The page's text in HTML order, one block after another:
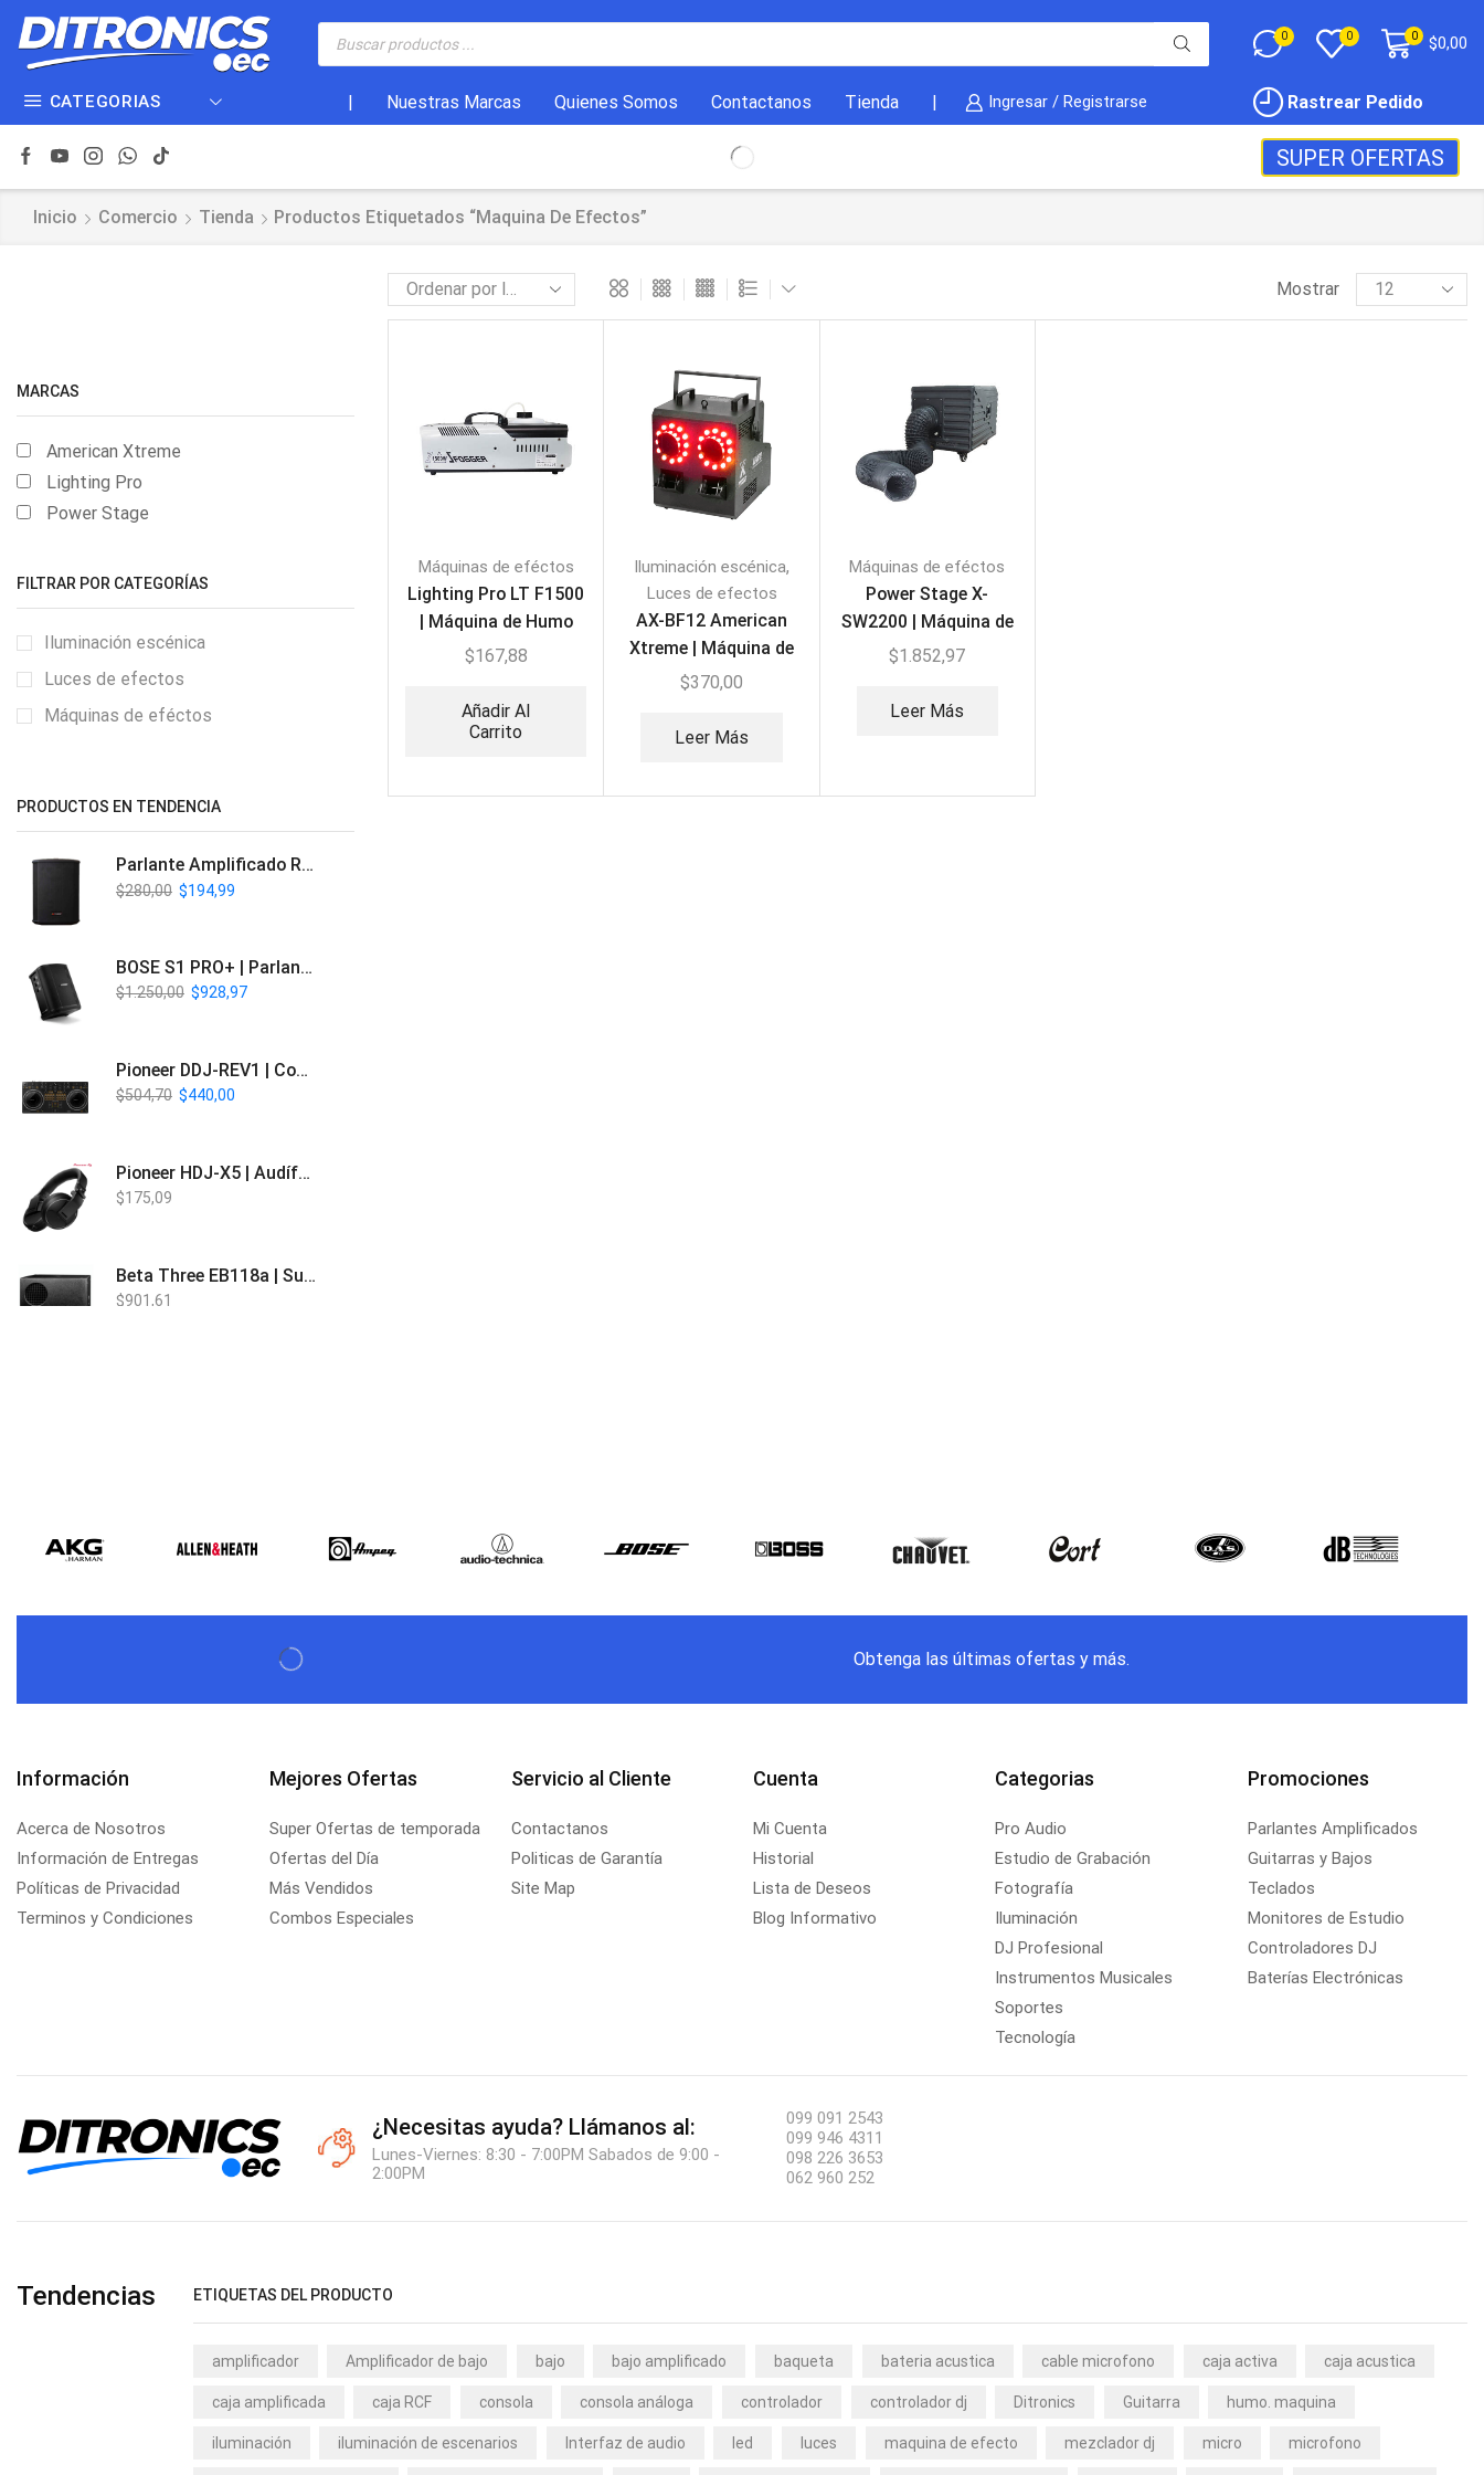
0 0 0 $0,00
CATEGORIAS Nuestras Marcas Quienes Somos Contactanos Tienda Ingresar / Registrarse Rastrear Pedido
SUPER OFERTAS
Inicio Comercio Tienda Productos Etiquetados “maquina De Efectos”
Mostrar
Máquinas de eféctos
Lighting Pro LT F1500
| Máquina de Humo
$167,88
Añadir Al
Carrito
Iluminación escénica,
Luces de efectos
AX-BF12 American
Xtreme | Máquina de
Humo/Burbujas RGB
$370,00
Leer Más
Máquinas de eféctos
Power Stage X-
SW2200 | Máquina de
Humo Blanco
$1.852,97
Leer Más
MARCAS
American Xtreme
Lighting Pro
Power Stage
FILTRAR POR CATEGORÍAS
Iluminación escénica
Luces de efectos
Máquinas de eféctos
PRODUCTOS EN TENDENCIA
Parlante Amplificado Recargable BT | Italy Audio ITL-PRO11
$280,00 $194,99
BOSE S1 PRO+ | Parlante Profesional PA Inalámbrico
$1.250,00 $928,97
Pioneer DDJ-REV1 | Controlador DJ de 2 canales estilo Scratch
$504,70 $440,00
Pioneer HDJ-X5 | Audífonos para DJ
$175,09
Beta Three EB118a | Sub Bajo Activo
$901,61
Obtenga las últimas ofertas y más.
Información
Acerca de Nosotros
Información de Entregas
Políticas de Privacidad
Terminos y Condiciones
Mejores Ofertas
Super Ofertas de temporada
Ofertas del Día
Más Vendidos
Combos Especiales
Servicio al Cliente
Contactanos
Politicas de Garantía
Site Map
Cuenta
Mi Cuenta
Historial
Lista de Deseos
Blog Informativo
Categorias
Pro Audio
Estudio de Grabación
Fotografía
Iluminación
DJ Profesional
Instrumentos Musicales
Soportes
Tecnología
Promociones
Parlantes Amplificados
Guitarras y Bajos
Teclados
Monitores de Estudio
Controladores DJ
Baterías Electrónicas
¿Necesitas ayuda? Llámanos al:
Lunes-Viernes: 8:30 - 7:00PM Sabados de 9:00 -
2:00PM
099 091 2543
099 946 4311
098 226 3653
062 960 252
Tendencias ETIQUETAS DEL PRODUCTO
amplificador Amplificador de bajo bajo bajo amplificado baqueta bateria acustica cable microfono caja activa caja acustica
caja amplificada caja RCF consola consola análoga controlador controlador dj Ditronics Guitarra humo. maquina
iluminación iluminación de escenarios Interfaz de audio led luces maquina de efecto mezclador dj micro microfono